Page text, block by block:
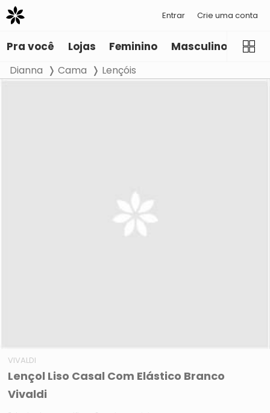
Entrar Crie uma conta
Pra você Lojas Feminino Masculino
Dianna Cama Lençóis
VIVALDI
Lençol Liso Casal Com Elástico Branco
Vivaldi